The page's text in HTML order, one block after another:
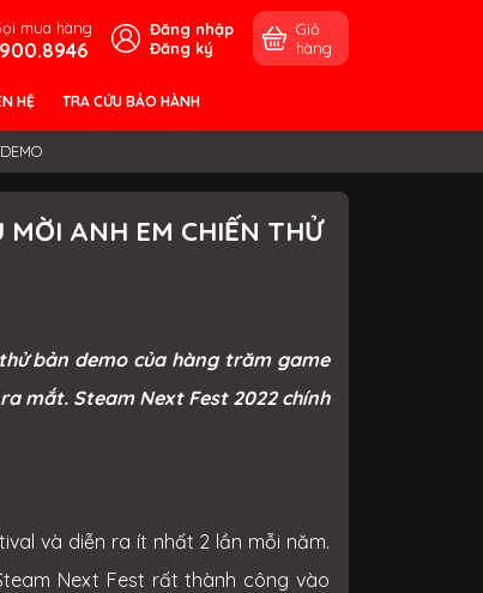
mua hàng
Đăng nhập
Đăng ký
Giỏ
hàng
HỆ TRA CỨU BẢO HÀNH
ANH EM CHIẾN THỬ
bản demo của hàng trăm game
mắt. Steam Next Fest 2022 chính
và diễn ra ít nhất 2 lần mỗi năm.
Next Fest rất thành công vào